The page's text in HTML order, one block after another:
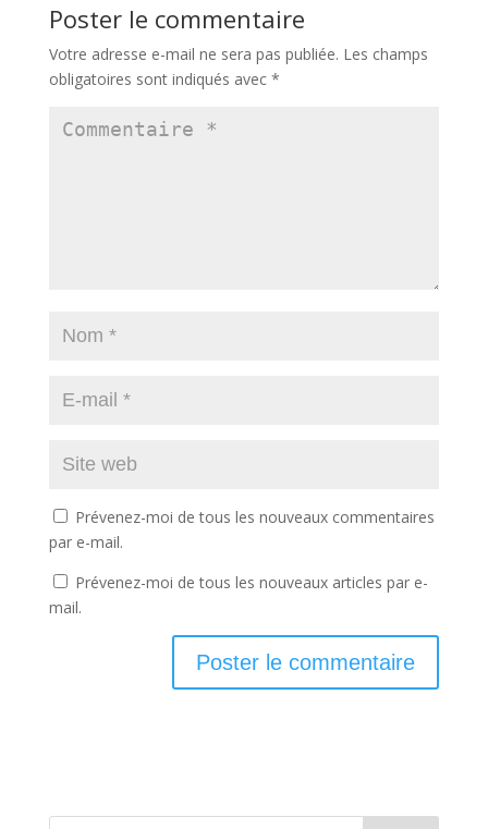
Poster le commentaire
Votre adresse e-mail ne sera pas publiée. Les champs
obligatoires sont indiqués avec *
Prévenez-moi de tous les nouveaux commentaires
par e-mail.
Prévenez-moi de tous les nouveaux articles par e-
mail.